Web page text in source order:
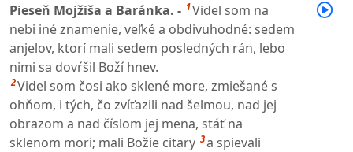
Pieseň Mojžiša a Baránka. - 1Videl som na
nebi iné znamenie, veľké a obdivuhodné: sedem
anjelov, ktorí mali sedem posledných rán, lebo
nimi sa dovŕšil Boží hnev.
2Videl som čosi ako sklené more, zmiešané s
ohňom, i tých, čo zvíťazili nad šelmou, nad jej
obrazom a nad číslom jej mena, stáť na
sklenom mori; mali Božie citary 3a spievali